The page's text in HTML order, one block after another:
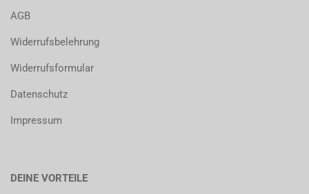
AGB
Widerrufsbelehrung
Widerrufsformular
Datenschutz
Impressum
DEINE VORTEILE